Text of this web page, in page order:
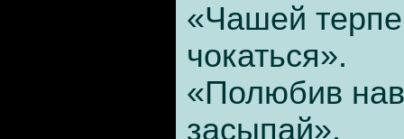
«Чашей
чокаться».
«Полюбив
засыпай».